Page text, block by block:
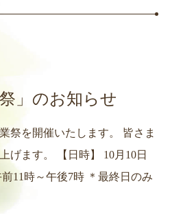
」のお知らせ
祭を開催いたします。 皆さま
げます。 【日時】 10月10日
前11時～午後7時 ＊最終日のみ